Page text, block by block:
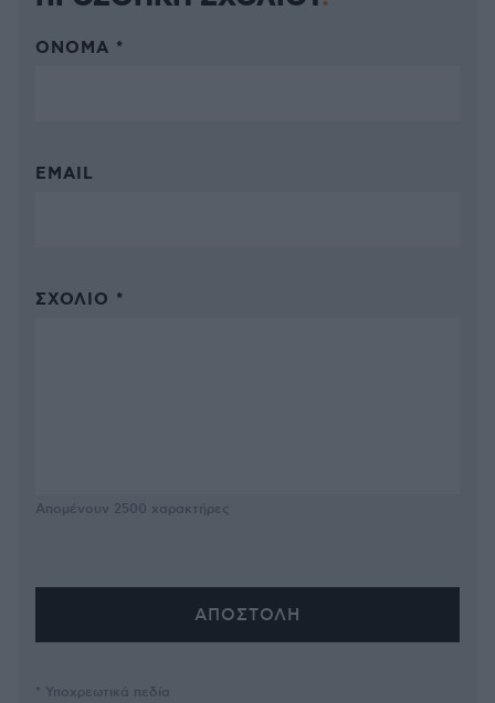
ΌΝΟΜΑ *
EMAIL
ΣΧΌΛΙΟ *
Απομένουν 2500 χαρακτήρες
* Υποχρεωτικά πεδία